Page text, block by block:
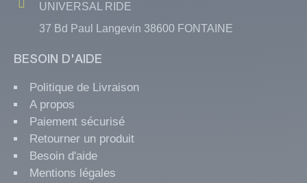
UNIVERSAL RIDE
37 Bd Paul Langevin 38600 FONTAINE
BESOIN D'AIDE
Politique de Livraison
A propos
Paiement sécurisé
Retourner un produit
Besoin d'aide
Mentions légales